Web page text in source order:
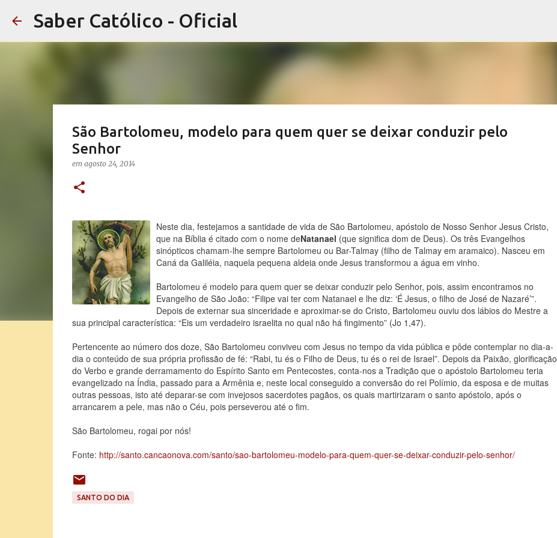
Saber Católico - Oficial
São Bartolomeu, modelo para quem quer se deixar conduzir pelo
Senhor
em agosto 24, 2014
Neste dia, festejamos a santidade de vida de São Bartolomeu, apóstolo de Nosso Senhor Jesus Cristo,
que na Bíblia é citado com o nome deNatanael (que significa dom de Deus). Os três Evangelhos
sinópticos chamam-lhe sempre Bartolomeu ou Bar-Talmay (filho de Talmay em aramaico). Nasceu em
Caná da Galiléia, naquela pequena aldeia onde Jesus transformou a água em vinho.
Bartolomeu é modelo para quem quer se deixar conduzir pelo Senhor, pois, assim encontramos no
Evangelho de São João: “Filipe vai ter com Natanael e lhe diz: ‘É Jesus, o filho de José de Nazaré’”.
Depois de externar sua sinceridade e aproximar-se do Cristo, Bartolomeu ouviu dos lábios do Mestre a
sua principal característica: “Eis um verdadeiro israelita no qual não há fingimento” (Jo 1,47).
Pertencente ao número dos doze, São Bartolomeu conviveu com Jesus no tempo da vida pública e pôde contemplar no dia-a-
dia o conteúdo de sua própria profissão de fé: “Rabi, tu és o Filho de Deus, tu és o rei de Israel”. Depois da Paixão, glorificação
do Verbo e grande derramamento do Espírito Santo em Pentecostes, conta-nos a Tradição que o apóstolo Bartolomeu teria
evangelizado na Índia, passado para a Armênia e, neste local conseguido a conversão do rei Polímio, da esposa e de muitas
outras pessoas, isto até deparar-se com invejosos sacerdotes pagãos, os quais martirizaram o santo apóstolo, após o
arrancarem a pele, mas não o Céu, pois perseverou até o fim.
São Bartolomeu, rogai por nós!
Fonte: http://santo.cancaonova.com/santo/sao-bartolomeu-modelo-para-quem-quer-se-deixar-conduzir-pelo-senhor/
SANTO DO DIA